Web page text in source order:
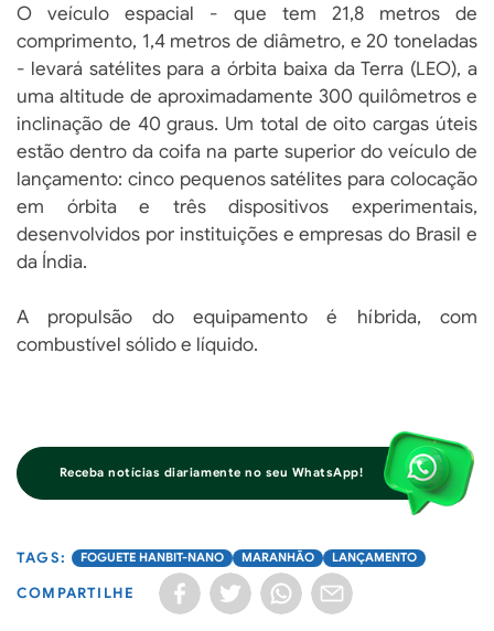
O veículo espacial - que tem 21,8 metros de
comprimento, 1,4 metros de diâmetro, e 20 toneladas
- levará satélites para a órbita baixa da Terra (LEO), a
uma altitude de aproximadamente 300 quilômetros e
inclinação de 40 graus. Um total de oito cargas úteis
estão dentro da coifa na parte superior do veículo de
lançamento: cinco pequenos satélites para colocação
em órbita e três dispositivos experimentais,
desenvolvidos por instituições e empresas do Brasil e
da Índia.
A propulsão do equipamento é híbrida, com
combustível sólido e líquido.
Receba notícias diariamente no seu WhatsApp!
FOGUETE HANBIT-NANO MARANHÃO LANÇAMENTO
COMPARTILHE